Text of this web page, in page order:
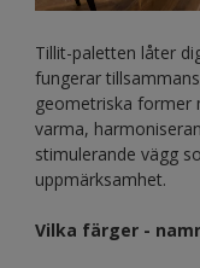
Tillit-paletten låter
fungerar
geometriska former
varma,
stimulerande vägg
uppmärksamhet.
Vilka färger -